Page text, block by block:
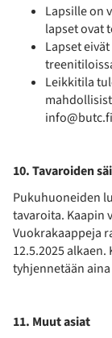
Lapsille on
lapset ovat
Lapset
Leikkitila
info@butc.fi
10. Tavaroiden
Pukuhuoneiden
tavaroita. Kaapin
Vuokrakaappeja
12.5.2025
tyhjennetään
11. Muut asiat